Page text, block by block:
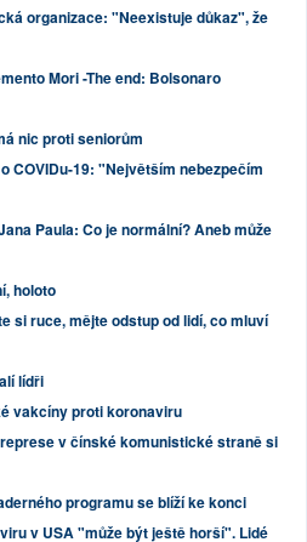
organizace: "Neexistuje důkaz", že
Mori -The end: Bolsonaro
nic proti seniorům
COVIDu-19: "Největším nebezpečím
Paula: Co je normální? Aneb může
holoto
si ruce, mějte odstup od lidí, co mluví
lídři
vakcíny proti koronaviru
v čínské komunistické straně si
programu se blíží ke konci
v USA "může být ještě horší". Lidé